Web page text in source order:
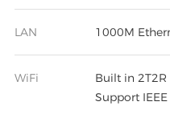
LAN 1000M
WiFi
Built in 2T2R
Support